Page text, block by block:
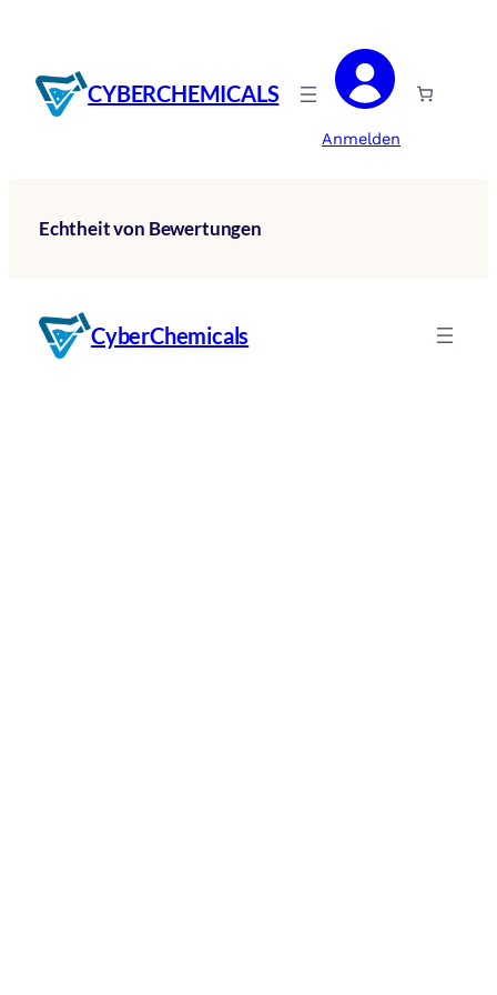
springen
CYBERCHEMICALS
Anmelden
Echtheit von Bewertungen
CyberChemicals